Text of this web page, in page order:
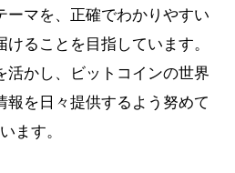
ーマを、正確でわかりやすい
ることを目指しています。
活かし、ビットコインの世界
報を日々提供するよう努めて
います。